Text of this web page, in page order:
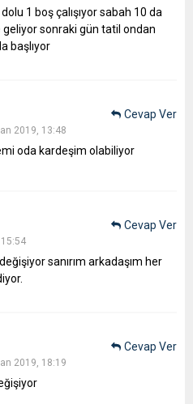
1 boş çalışıyor sabah 10 da
geliyor sonraki gün tatil ondan
başlıyor
2019, 13:48
oda kardeşim olabiliyor
Cevap Ver
sanırım arkadaşım her
Cevap Ver
2019, 18:19
Cevap Ver